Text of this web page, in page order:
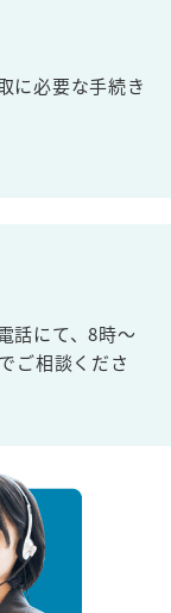
に必要な手続き
話にて、8時～
ご相談くださ